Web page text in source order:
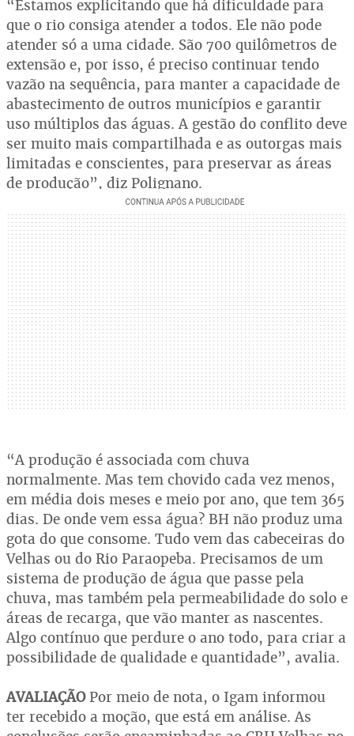
“Estamos explicitando que há dificuldade para
que o rio consiga atender a todos. Ele não pode
atender só a uma cidade. São 700 quilômetros de
extensão e, por isso, é preciso continuar tendo
vazão na sequência, para manter a capacidade de
abastecimento de outros municípios e garantir
uso múltiplos das águas. A gestão do conflito deve
ser muito mais compartilhada e as outorgas mais
limitadas e conscientes, para preservar as áreas
de produção”, diz Polignano.
“A produção é associada com chuva
normalmente. Mas tem chovido cada vez menos,
em média dois meses e meio por ano, que tem 365
dias. De onde vem essa água? BH não produz uma
gota do que consome. Tudo vem das cabeceiras do
Velhas ou do Rio Paraopeba. Precisamos de um
sistema de produção de água que passe pela
chuva, mas também pela permeabilidade do solo e
áreas de recarga, que vão manter as nascentes.
Algo contínuo que perdure o ano todo, para criar a
possibilidade de qualidade e quantidade”, avalia.
AVALIAÇÃOPor meio de nota, o Igam informou
ter recebido a moção, que está em análise. As